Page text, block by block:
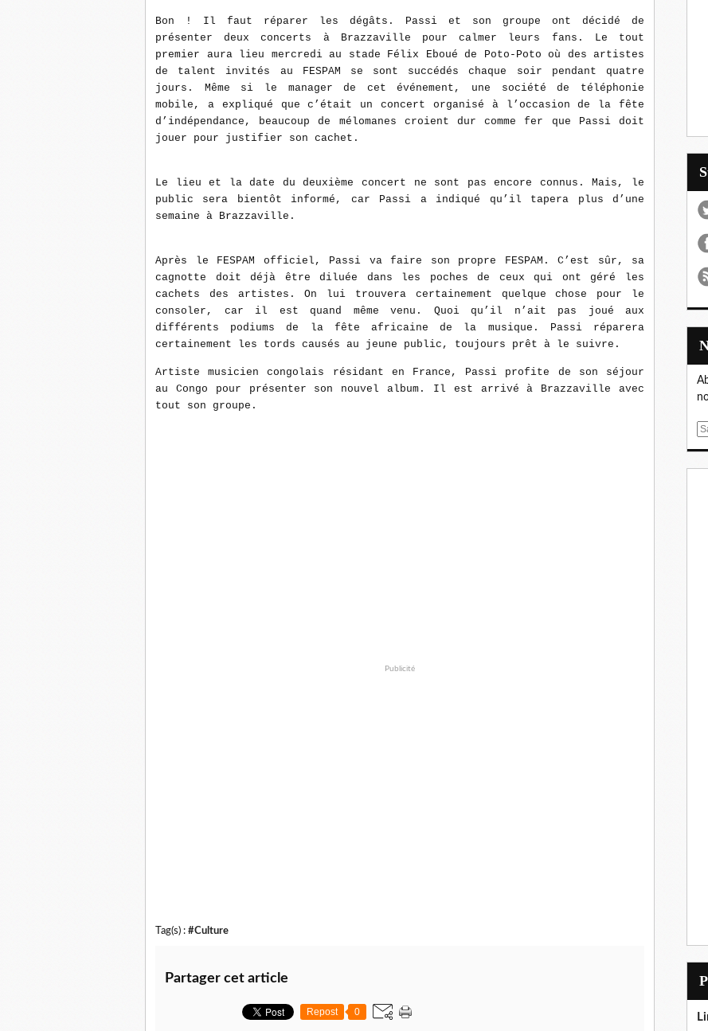
Bon ! Il faut réparer les dégâts. Passi et son groupe ont décidé de
présenter deux concerts à Brazzaville pour calmer leurs fans. Le tout
premier aura lieu mercredi au stade Félix Eboué de Poto-Poto où des artistes
de talent invités au FESPAM se sont succédés chaque soir pendant quatre
jours. Même si le manager de cet événement, une société de téléphonie
mobile, a expliqué que c’était un concert organisé à l’occasion de la fête
d’indépendance, beaucoup de mélomanes croient dur comme fer que Passi doit
jouer pour justifier son cachet.
Le lieu et la date du deuxième concert ne sont pas encore connus. Mais, le
public sera bientôt informé, car Passi a indiqué qu’il tapera plus d’une
semaine à Brazzaville.
Après le FESPAM officiel, Passi va faire son propre FESPAM. C’est sûr, sa
cagnotte doit déjà être diluée dans les poches de ceux qui ont géré les
cachets des artistes. On lui trouvera certainement quelque chose pour le
consoler, car il est quand même venu. Quoi qu’il n’ait pas joué aux
différents podiums de la fête africaine de la musique. Passi réparera
certainement les tords causés au jeune public, toujours prêt à le suivre.
Artiste musicien congolais résidant en France, Passi profite de son séjour
au Congo pour présenter son nouvel album. Il est arrivé à Brazzaville avec
tout son groupe.
Publicité
Tag(s) : #Culture
Partager cet article
Repost 0
E